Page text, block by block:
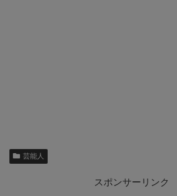
芸能人
スポンサーリンク